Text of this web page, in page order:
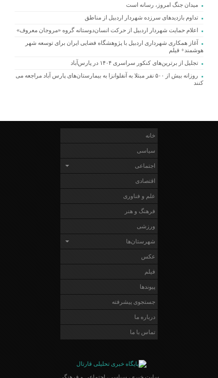
میدان جنگ امروز، رسانه است
تداوم بازدیدهای سرزده شهردار اردبیل از مناطق
اعلام حمایت شهردار اردبیل از حرکت انسان‌دوستانه گروه «مروجان معروف»
آغاز همکاری شهرداری اردبیل با پژوهشگاه فضایی ایران برای توسعه شهر
هوشمند+ فیلم
تجلیل از برترین‌های کنکور سراسری ۱۴۰۴ در پارس‌آباد
روزانه بیش از ۵۰۰ نفر مبتلا به آنفلوانزا به بیمارستان‌های پارس آباد مراجعه می
کنند
خانه
سیاسی
اجتماعی
اقتصادی
علم و فناوری
فرهنگ و هنر
ورزشی
شهرستان‌ها
عکس
فیلم
پیوندها
جستجوی پیشرفته
درباره ما
تماس با ما